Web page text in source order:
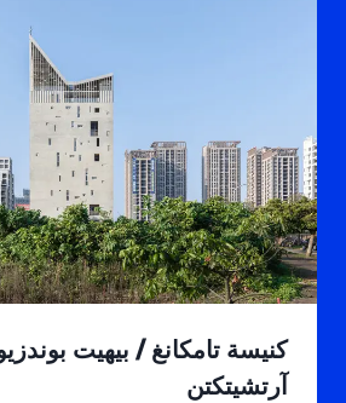
كنيسة تامكانغ / بيهيت
آرتشيتكتن